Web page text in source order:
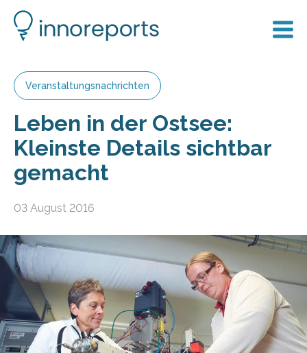
Veranstaltungsnachrichten
Leben in der Ostsee:
Kleinste Details sichtbar
gemacht
03 August 2016